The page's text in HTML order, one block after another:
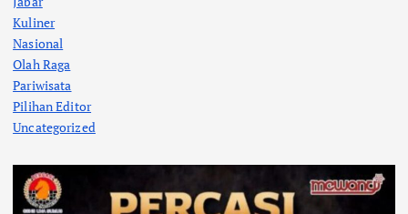
Kuliner
Nasional
Olah Raga
Pariwisata
Pilihan Editor
Uncategorized